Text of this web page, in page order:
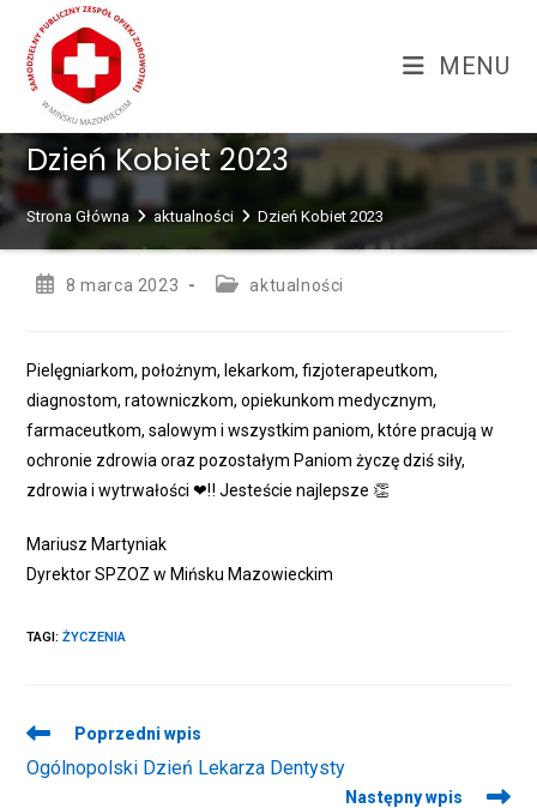
treści
content
MENU
Dzień Kobiet 2023
Strona Główna aktualności Dzień Kobiet 2023
Post8 marca 2023
Postaktualności
Pielęgniarkom, położnym, lekarkom, fizjoterapeutkom,
diagnostom, ratowniczkom, opiekunkom medycznym,
farmaceutkom, salowym i wszystkim paniom, które pracują w
ochronie zdrowia oraz pozostałym Paniom życzę dziś siły,
zdrowia i wytrwałości ❤‼ Jesteście najlepsze 👏
Mariusz Martyniak
Dyrektor SPZOZ w Mińsku Mazowieckim
TAGI:ŻYCZENIA
Read
more
articles
Poprzedni wpis
Ogólnopolski Dzień Lekarza Dentysty
Następny wpis